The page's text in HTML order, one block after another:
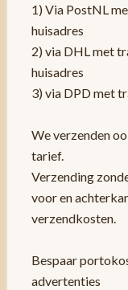
1) Via PostNL
huisadres
2) via DHL met
huisadres
3) via DPD met
We verzenden
tarief.
Verzending
voor en
verzendkosten.
Bespaar
advertenties